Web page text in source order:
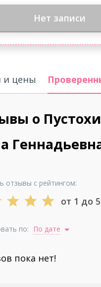
Нет записи
и цены
о
отзывы с рейтингом:
от 1 до 5
по: По дате
пока нет!